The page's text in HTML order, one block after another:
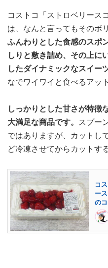
コストコ「ストロベリース
は、なんと言ってもそのボ
ふんわりとした食感のスポ
しりと敷き詰め、その上に
したダイナミックなスイー
なでワイワイと食べるアッ
しっかりとした甘さが特徴
大満足な商品です。 スプー
ではありますが、カットし
ど冷凍させてからカットす
コ
ー
の